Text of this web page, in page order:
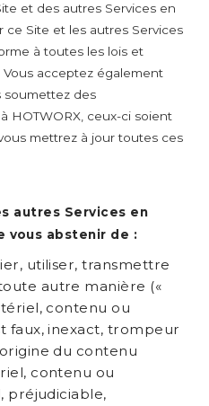
et des autres Services en
ce Site et les autres Services
à toutes les lois et
acceptez également
soumettez des
HOTWORX, ceux-ci soient
mettrez à jour toutes ces
autres Services en
vous abstenir de :
utiliser, transmettre
autre manière («
contenu ou
faux, inexact, trompeur
du contenu
contenu ou
préjudiciable,